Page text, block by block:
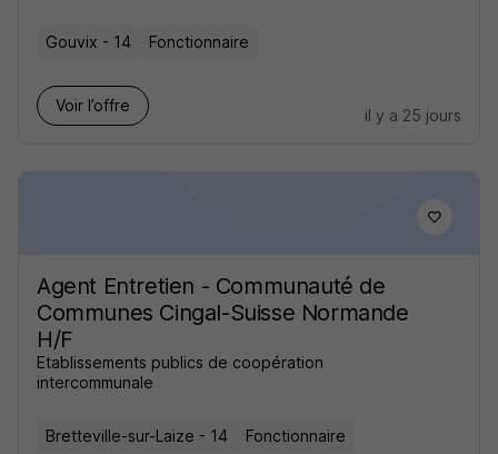
Gouvix - 14 Fonctionnaire
Voir l’offre
il y a 25 jours
Agent Entretien - Communauté de
Communes Cingal-Suisse Normande
H/F
Etablissements publics de coopération
intercommunale
Bretteville-sur-Laize - 14 Fonctionnaire